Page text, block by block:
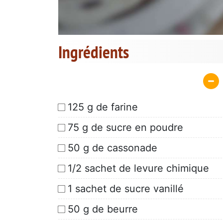
Ingrédients
125 g de farine
75 g de sucre en poudre
50 g de cassonade
1/2 sachet de levure chimique
1 sachet de sucre vanillé
50 g de beurre